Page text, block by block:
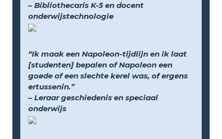
– Bibliothecaris K-5 en docent
onderwijstechnologie
“Ik maak een Napoleon-tijdlijn en ik laat
[studenten] bepalen of Napoleon een
goede of een slechte kerel was, of ergens
ertussenin.”
– Leraar geschiedenis en speciaal
onderwijs